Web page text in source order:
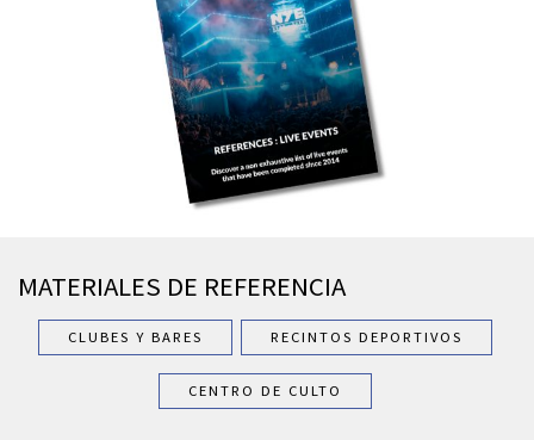
MATERIALES DE REFERENCIA
CLUBES Y BARES RECINTOS DEPORTIVOS
CENTRO DE CULTO